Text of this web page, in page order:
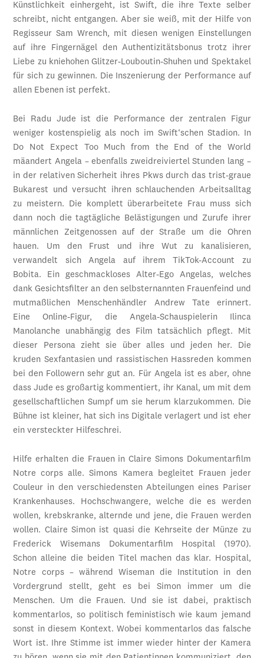
Künstlichkeit einhergeht, ist Swift, die ihre Texte selber
schreibt, nicht entgangen. Aber sie weiß, mit der Hilfe von
Regisseur Sam Wrench, mit diesen wenigen Einstellungen
auf ihre Fingernägel den Authentizitätsbonus trotz ihrer
Liebe zu kniehohen Glitzer-Louboutin-Shuhen und Spektakel
für sich zu gewinnen. Die Inszenierung der Performance auf
allen Ebenen ist perfekt.
Bei Radu Jude ist die Performance der zentralen Figur
weniger kostenspielig als noch im Swift‘schen Stadion. In
Do Not Expect Too Much from the End of the World
mäandert Angela – ebenfalls zweidreiviertel Stunden lang –
in der relativen Sicherheit ihres Pkws durch das trist-graue
Bukarest und versucht ihren schlauchenden Arbeitsalltag
zu meistern. Die komplett überarbeitete Frau muss sich
dann noch die tagtägliche Belästigungen und Zurufe ihrer
männlichen Zeitgenossen auf der Straße um die Ohren
hauen. Um den Frust und ihre Wut zu kanalisieren,
verwandelt sich Angela auf ihrem TikTok-Account zu
Bobita. Ein geschmackloses Alter-Ego Angelas, welches
dank Gesichtsfilter an den selbsternannten Frauenfeind und
mutmaßlichen Menschenhändler Andrew Tate erinnert.
Eine Online-Figur, die Angela-Schauspielerin Ilinca
Manolanche unabhängig des Film tatsächlich pflegt. Mit
dieser Persona zieht sie über alles und jeden her. Die
kruden Sexfantasien und rassistischen Hassreden kommen
bei den Followern sehr gut an. Für Angela ist es aber, ohne
dass Jude es großartig kommentiert, ihr Kanal, um mit dem
gesellschaftlichen Sumpf um sie herum klarzukommen. Die
Bühne ist kleiner, hat sich ins Digitale verlagert und ist eher
ein versteckter Hilfeschrei.
Hilfe erhalten die Frauen in Claire Simons Dokumentarfilm
Notre corps alle. Simons Kamera begleitet Frauen jeder
Couleur in den verschiedensten Abteilungen eines Pariser
Krankenhauses. Hochschwangere, welche die es werden
wollen, krebskranke, alternde und jene, die Frauen werden
wollen. Claire Simon ist quasi die Kehrseite der Münze zu
Frederick Wisemans Dokumentarfilm Hospital (1970).
Schon alleine die beiden Titel machen das klar. Hospital,
Notre corps – während Wiseman die Institution in den
Vordergrund stellt, geht es bei Simon immer um die
Menschen. Um die Frauen. Und sie ist dabei, praktisch
kommentarlos, so politisch feministisch wie kaum jemand
sonst in diesem Kontext. Wobei kommentarlos das falsche
Wort ist. Ihre Stimme ist immer wieder hinter der Kamera